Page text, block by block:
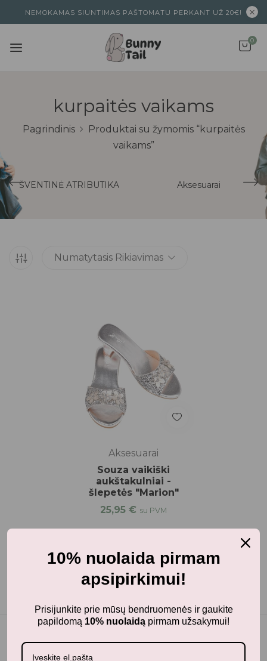
NEMOKAMAS SIUNTIMAS PAŠTOMATU PERKANT UŽ 20€!
0
kurpaitės vaikams
Pagrindinis
Produktai su žymomis “kurpaitės
vaikams”
ŠVENTINĖ ATRIBUTIKA Aksesuarai
Numatytasis Rikiavimas
Aksesuarai
Souza vaikiški
aukštakulniai -
šlepetės "Marion"
25,95 € su PVM
10% nuolaida pirmam
apsipirkimui!
Prisijunkite prie mūsų bendruomenės ir gaukite
papildomą 10% nuolaidą pirmam užsakymui!